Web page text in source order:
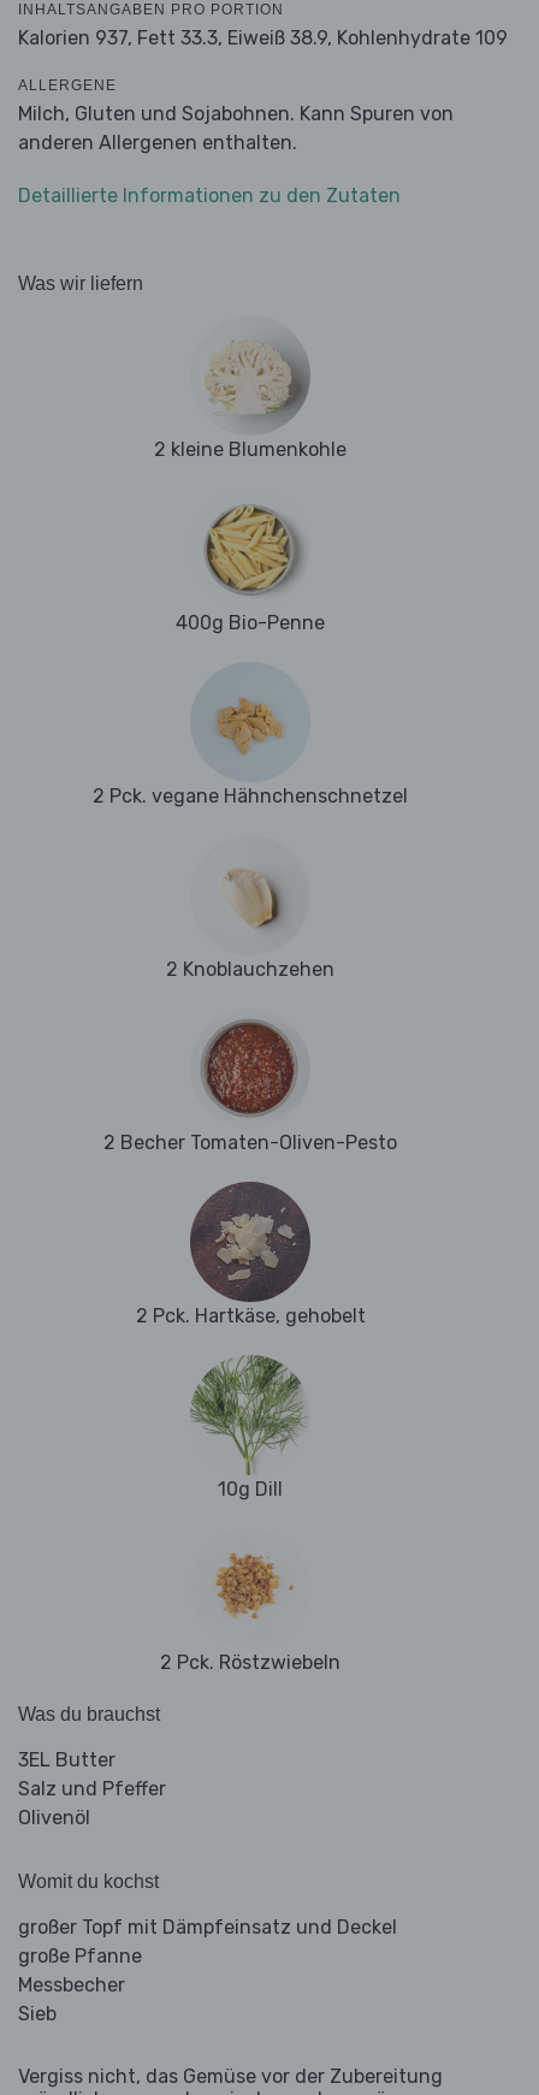
INHALTSANGABEN PRO PORTION
Kalorien 937, Fett 33.3, Eiweiß 38.9, Kohlenhydrate 109
ALLERGENE
Milch, Gluten und Sojabohnen. Kann Spuren von
anderen Allergenen enthalten.
Detaillierte Informationen zu den Zutaten
Was wir liefern
2 kleine Blumenkohle
400g Bio-Penne
2 Pck. vegane Hähnchenschnetzel
2 Knoblauchzehen
2 Becher Tomaten-Oliven-Pesto
2 Pck. Hartkäse, gehobelt
10g Dill
2 Pck. Röstzwiebeln
Was du brauchst
3EL Butter
Salz und Pfeffer
Olivenöl
Womit du kochst
großer Topf mit Dämpfeinsatz und Deckel
große Pfanne
Messbecher
Sieb
Vergiss nicht, das Gemüse vor der Zubereitung